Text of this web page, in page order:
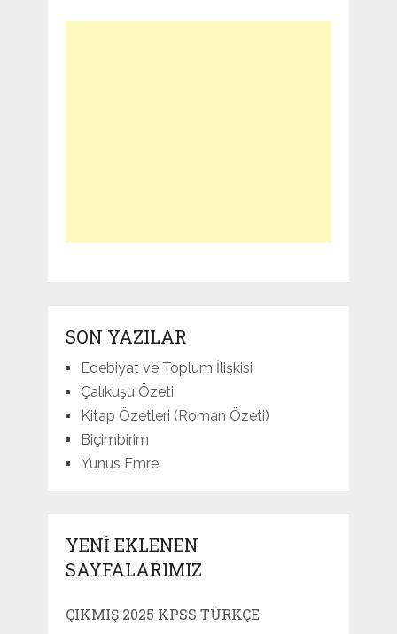
SON YAZILAR
Edebiyat ve Toplum İlişkisi
Çalıkuşu Özeti
Kitap Özetleri (Roman Özeti)
Biçimbirim
Yunus Emre
YENI EKLENEN
SAYFALARIMIZ
ÇIKMIŞ 2025 KPSS TÜRKÇE